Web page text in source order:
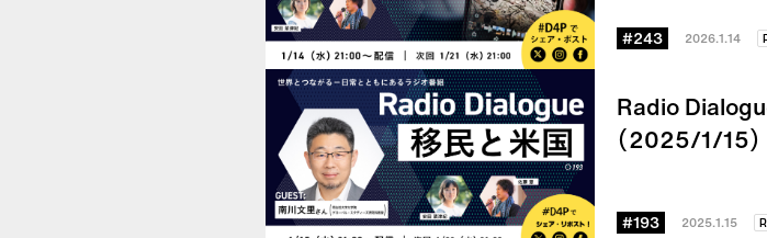
#243 2026.1.14
Radio
（2025/1/15）
#193 2025.1.15